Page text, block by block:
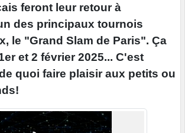
feront leur retour à
des principaux tournois
le "Grand Slam de Paris". Ça
et 2 février 2025... C'est
quoi faire plaisir aux petits ou